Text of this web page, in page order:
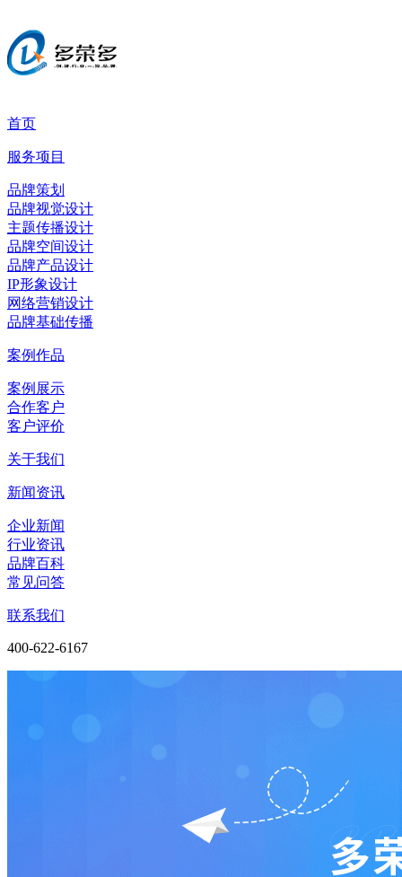
首页
服务项目
品牌策划
品牌视觉设计
主题传播设计
品牌空间设计
品牌产品设计
IP形象设计
网络营销设计
品牌基础传播
案例作品
案例展示
合作客户
客户评价
关于我们
新闻资讯
企业新闻
行业资讯
品牌百科
常见问答
联系我们
400-622-6167